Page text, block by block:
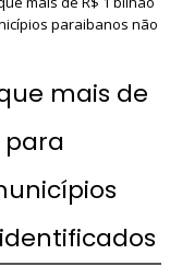
paraibanos não
mais de
para